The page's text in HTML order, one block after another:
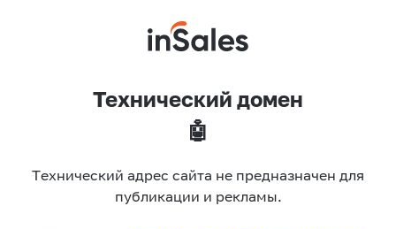
Технический домен
🤖
Технический адрес сайта не предназначен для
публикации и рекламы.